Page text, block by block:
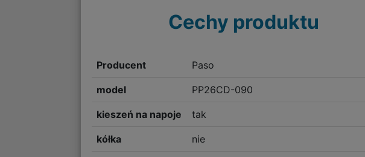
Cechy produktu
Producent Paso
model PP26CD-090
kieszeń na napoje tak
kółka nie